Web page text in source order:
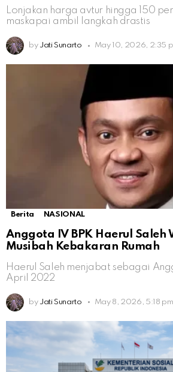
Lonjakan harga avtur hingga 150
maskapai ambil langkah drastis
by Jati Sunarto May 10, 2026, 2:35
Berita NASIONAL
Anggota IV BPK Haerul Saleh
Musibah Kebakaran Rumah
Haerul Saleh menjabat sebagai
April 2022
by Jati Sunarto May 8, 2026, 5:18 pm